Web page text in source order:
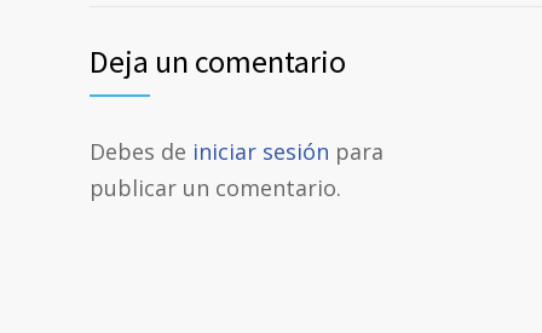
Deja un comentario
Debes de iniciar sesión para
publicar un comentario.